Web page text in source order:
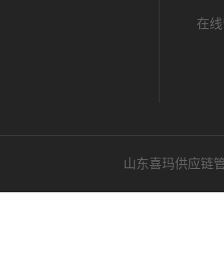
在
山东喜玛供应链